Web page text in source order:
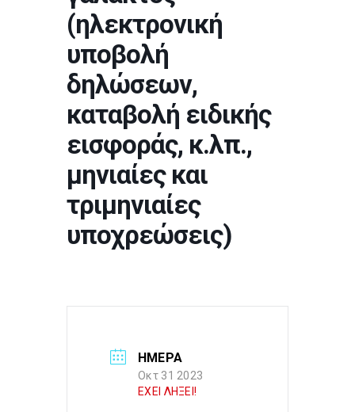
(ηλεκτρονική
υποβολή
δηλώσεων,
καταβολή ειδικής
εισφοράς, κ.λπ.,
μηνιαίες και
τριμηνιαίες
υποχρεώσεις)
ΗΜΕΡΑ
Οκτ 31 2023
ΕΧΕΙ ΛΗΞΕΙ!